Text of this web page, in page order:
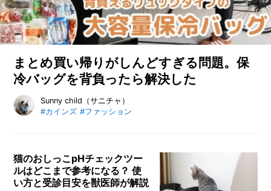
まとめ買い帰りがしんどすぎる問題。保
冷バッグを背負ったら解決した
まとめ買い後の重い荷物をラクに運べる、カインズのリュック
型保冷バッグをレビュー。収納力や保冷力を検証したほか、自
Sunny child（サニチャ）
#カインズ #ファッション
猫のおしっこpHチェックツー
ルはどこまで参考になる？ 使
い方と受診目安を獣医師が解説